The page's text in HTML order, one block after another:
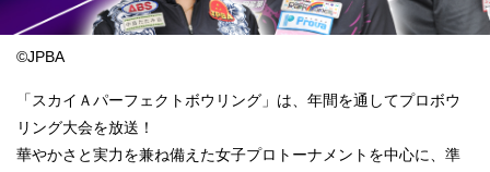
©JPBA
「スカイＡパーフェクトボウリング」は、年間を通してプロボウ
リング大会を放送！
華やかさと実力を兼ね備えた女子プロトーナメントを中心に、準